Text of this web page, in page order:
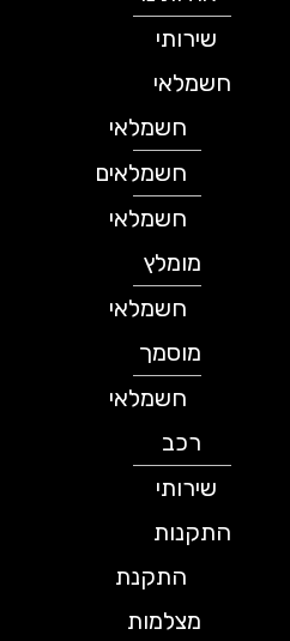
שירותי
חשמלאי
חשמלאי
חשמלאים
חשמלאי
מומלץ
חשמלאי
מוסמך
חשמלאי
שירותי
התקנות
התקנת
מצלמות